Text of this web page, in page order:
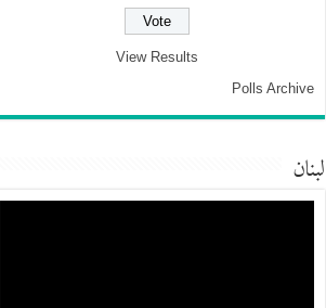
View Results
Polls Archive
لبنان